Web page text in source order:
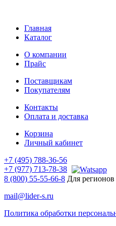
Главная
Каталог
О компании
Прайс
Поставщикам
Покупателям
Контакты
Оплата и доставка
Корзина
Личный кабинет
+7 (495) 788-36-56
+7 (977) 713-78-38
8 (800) 55-55-66-8 Для
mail@lider-s.ru
Политика обработки